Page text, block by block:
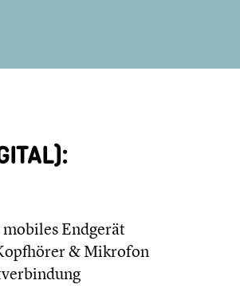
Endgerät
& Mikrofon